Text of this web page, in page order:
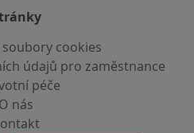
cookies
údajů pro zaměstnance
péče
O nás